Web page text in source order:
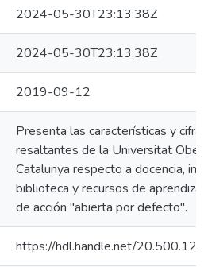
2024-05-30T23:13:38Z
2024-05-30T23:13:38Z
2019-09-12
Presenta las características y
resaltantes de la Universitat
Catalunya respecto a docencia,
biblioteca y recursos de
de acción "abierta por defecto".
https://hdl.handle.net/